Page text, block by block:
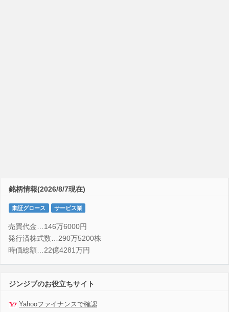
銘柄情報(2026/8/7現在)
東証グロース サービス業
売買代金…146万6000円
発行済株式数…290万5200株
時価総額…22億4281万円
ジンジブのお役立ちサイト
Yahooファイナンスで確認